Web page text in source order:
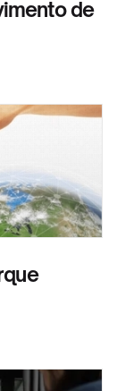
de